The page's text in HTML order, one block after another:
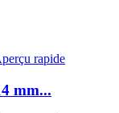
rapide
mm...